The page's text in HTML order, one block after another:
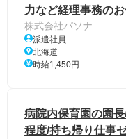
力など経理事務の
株式会社パソナ
派遣社員
北海道
時給1,450円
病院内保育園の園
程度/持ち帰り仕事